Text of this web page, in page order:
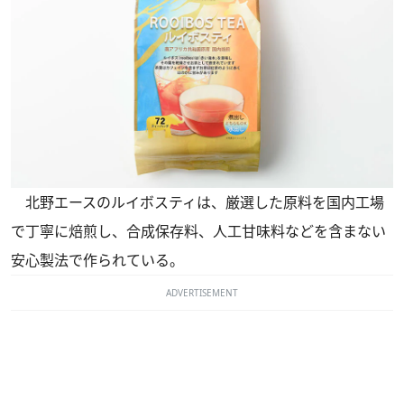
北野エースのルイボスティは、厳選した原料を国内工場
で丁寧に焙煎し、合成保存料、人工甘味料などを含まない
安心製法で作られている。
ADVERTISEMENT